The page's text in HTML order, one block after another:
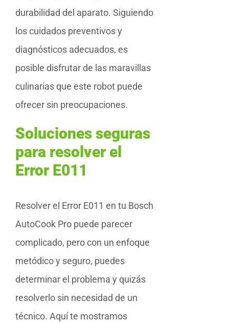
durabilidad del aparato. Siguiendo
los cuidados preventivos y
diagnósticos adecuados, es
posible disfrutar de las maravillas
culinarias que este robot puede
ofrecer sin preocupaciones.
Soluciones seguras
para resolver el
Error E011
Resolver el Error E011 en tu Bosch
AutoCook Pro puede parecer
complicado, pero con un enfoque
metódico y seguro, puedes
determinar el problema y quizás
resolverlo sin necesidad de un
técnico. Aquí te mostramos